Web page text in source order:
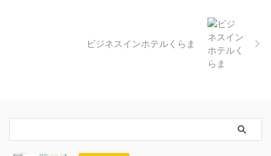
ビジネスインホテルくらま